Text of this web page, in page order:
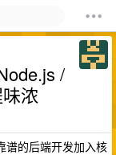
/
浓
谱的后端开发加入核